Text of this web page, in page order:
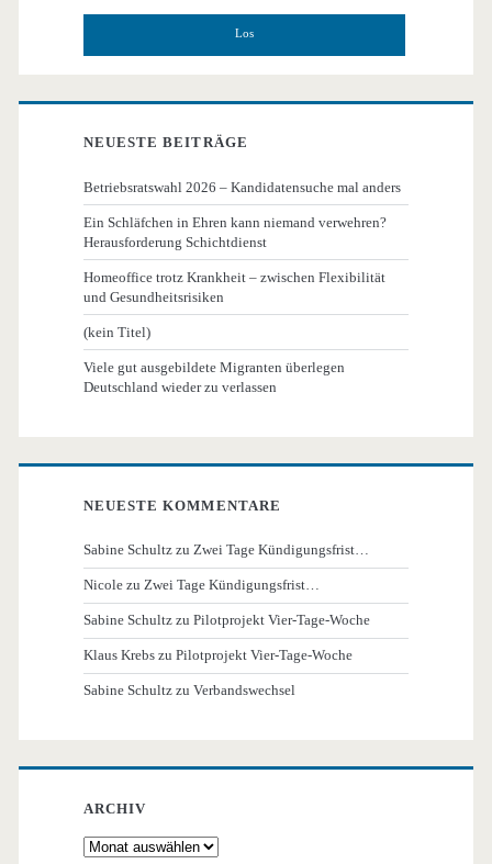
NEUESTE BEITRÄGE
Betriebsratswahl 2026 – Kandidatensuche mal anders
Ein Schläfchen in Ehren kann niemand verwehren?
Herausforderung Schichtdienst
Homeoffice trotz Krankheit – zwischen Flexibilität
und Gesundheitsrisiken
(kein Titel)
Viele gut ausgebildete Migranten überlegen
Deutschland wieder zu verlassen
NEUESTE KOMMENTARE
Sabine Schultz zuZwei Tage Kündigungsfrist…
Nicole zuZwei Tage Kündigungsfrist…
Sabine Schultz zuPilotprojekt Vier-Tage-Woche
Klaus Krebs zuPilotprojekt Vier-Tage-Woche
Sabine Schultz zuVerbandswechsel
ARCHIV
Archiv